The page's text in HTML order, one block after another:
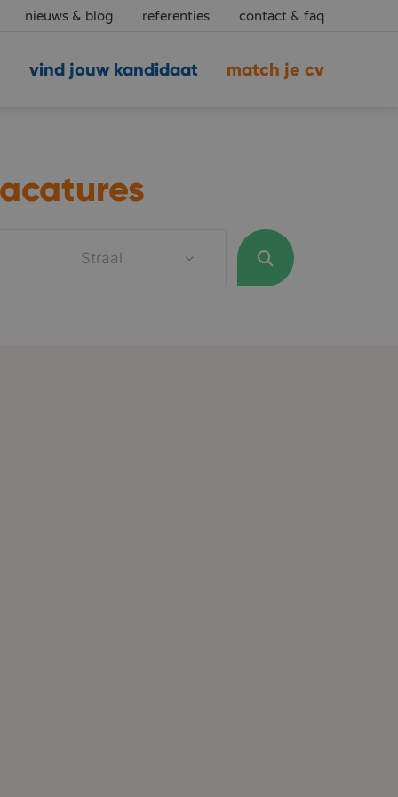
nieuws & blog referenties contact & faq
match je cv
vind jouw kandidaat
Straal